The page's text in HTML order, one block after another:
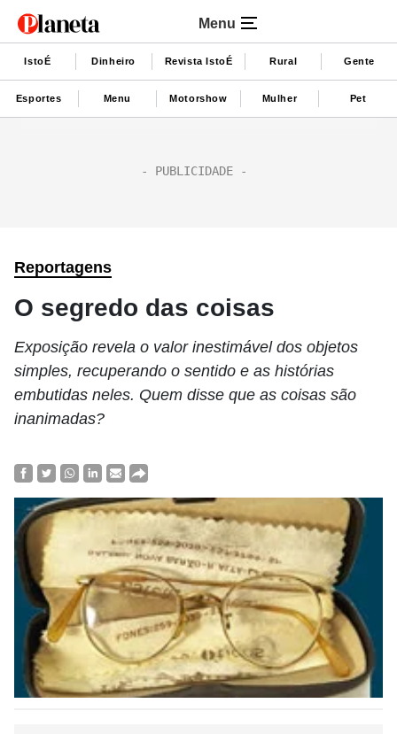
Menu
IstoÉ Dinheiro Revista IstoÉ Rural Gente
Esportes Menu Motorshow Mulher Pet
Reportagens
O segredo das coisas
Exposição revela o valor inestimável dos objetos
simples, recuperando o sentido e as histórias
embutidas neles. Quem disse que as coisas são
inanimadas?